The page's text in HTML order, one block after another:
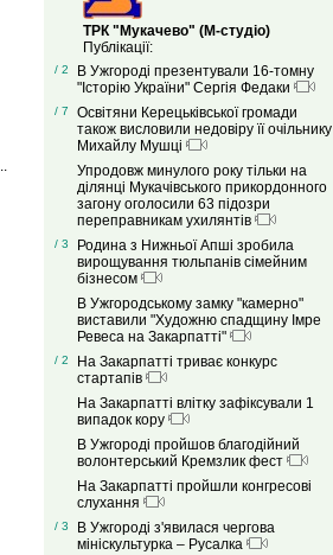
ТРК "Мукачево" (М-студіо)
Публікації:
/ 2
В Ужгороді презентували 16-томну
"Історію України" Сергія Федаки
/ 7
Освітяни Керецьківської громади
також висловили недовіру її очільнику
Михайлу Мушці
Упродовж минулого року тільки на
ділянці Мукачівського прикордонного
загону оголосили 63 підозри
переправникам ухилянтів
/ 3
Родина з Нижньої Апші зробила
вирощування тюльпанів сімейним
бізнесом
В Ужгородському замку "камерно"
виставили "Художню спадщину Імре
Ревеса на Закарпатті"
/ 2
На Закарпатті триває конкурс
стартапів
На Закарпатті влітку зафіксували 1
випадок кору
В Ужгороді пройшов благодійний
волонтерський Кремзлик фест
На Закарпатті пройшли конгресові
слухання
/ 3
В Ужгороді з'явилася чергова
мініскультурка – Русалка